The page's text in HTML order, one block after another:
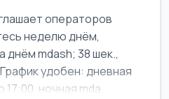
операторов
неделю днём,
mdash; 38 шек.,
удобен: дневная
ночная mda...